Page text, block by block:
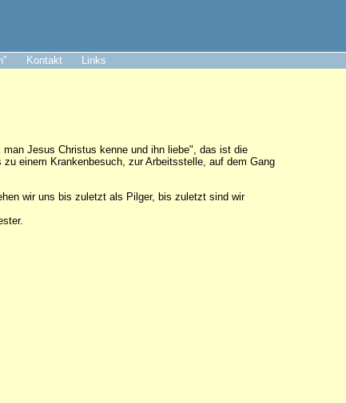
Kontakt Links
Jesus Christus kenne und ihn liebe", das ist die
einem Krankenbesuch, zur Arbeitsstelle, auf dem Gang
wir uns bis zuletzt als Pilger, bis zuletzt sind wir